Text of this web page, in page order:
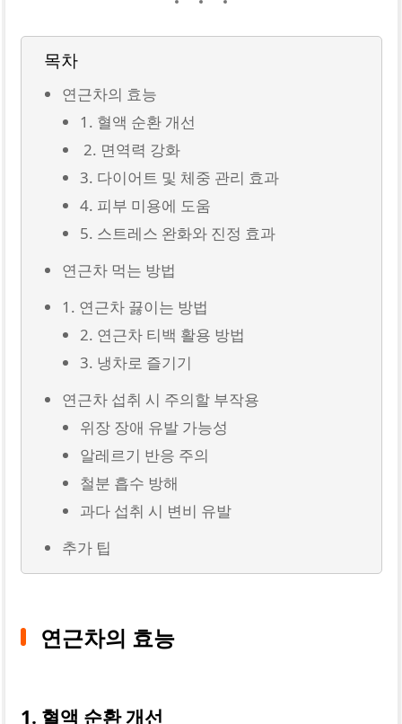
목차
연근차의 효능
1. 혈액 순환 개선
2. 면역력 강화
3. 다이어트 및 체중 관리 효과
4. 피부 미용에 도움
5. 스트레스 완화와 진정 효과
연근차 먹는 방법
1. 연근차 끓이는 방법
2. 연근차 티백 활용 방법
3. 냉차로 즐기기
연근차 섭취 시 주의할 부작용
위장 장애 유발 가능성
알레르기 반응 주의
철분 흡수 방해
과다 섭취 시 변비 유발
추가 팁
연근차의 효능
1. 혈액 순환 개선